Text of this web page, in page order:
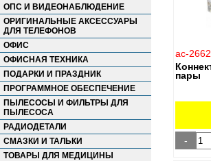
Smart Buy
SONNEN
Super Micro
SVEN
WD
ГАРНИЗОН
Палладий
Совместимые
ТПЗ компьютерного содержания
ОПС И ВИДЕОНАБЛЮДЕНИЕ
ОРИГИНАЛЬНЫЕ АКСЕССУАРЫ
ДЛЯ ТЕЛЕФОНОВ
ОФИС
ОФИСНАЯ ТЕХНИКА
ПОДАРКИ И ПРАЗДНИК
ПРОГРАММНОЕ ОБЕСПЕЧЕНИЕ
ПЫЛЕСОСЫ И ФИЛЬТРЫ ДЛЯ
ПЫЛЕСОСА
РАДИОДЕТАЛИ
СМАЗКИ И ТАЛЬКИ
ТОВАРЫ ДЛЯ МЕДИЦИНЫ
ac-
пары
-